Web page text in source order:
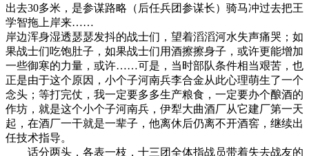
出去30多米，是参谋路略（后任兵团参谋长）骑马冲过去把王
学智拖上岸来……
岸边浑身湿透瑟瑟发抖的战士们，望着滔滔河水失声痛哭；如
果战士们吃饱肚子，如果战士们用酒擦擦身子，或许更能增加
一些御寒的力量，或许……可是，当时部队条件相当艰苦，也
正是由于这个原因，小个子河南兵李合金从此心理萌生了一个
念头；等打完仗，我一定要多多生产粮食，一定要办个酿酒的
作坊，就是这个小个子河南兵，伊犁大曲酒厂从它建厂第一天
起，在酒厂一干就是一辈子，他离休后仍离不开酒窖，继续出
任技术指导。
话分两头，各表一枝，十三团全体指战员带着失去战友的